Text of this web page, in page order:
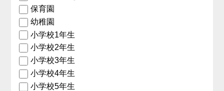
保育園
幼稚園
小学校1年生
小学校2年生
小学校3年生
小学校4年生
小学校5年生